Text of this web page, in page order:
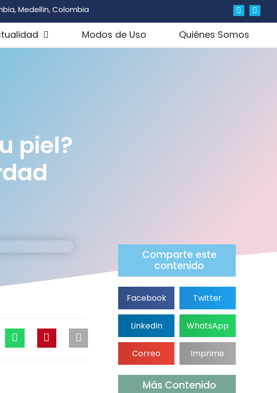
Medellín, Colombia
Modos de Uso Quiénes Somos
piel?
Comparte este
contenido
Facebook Twitter
LinkedIn WhatsApp
Correo Imprime
Más Contenido